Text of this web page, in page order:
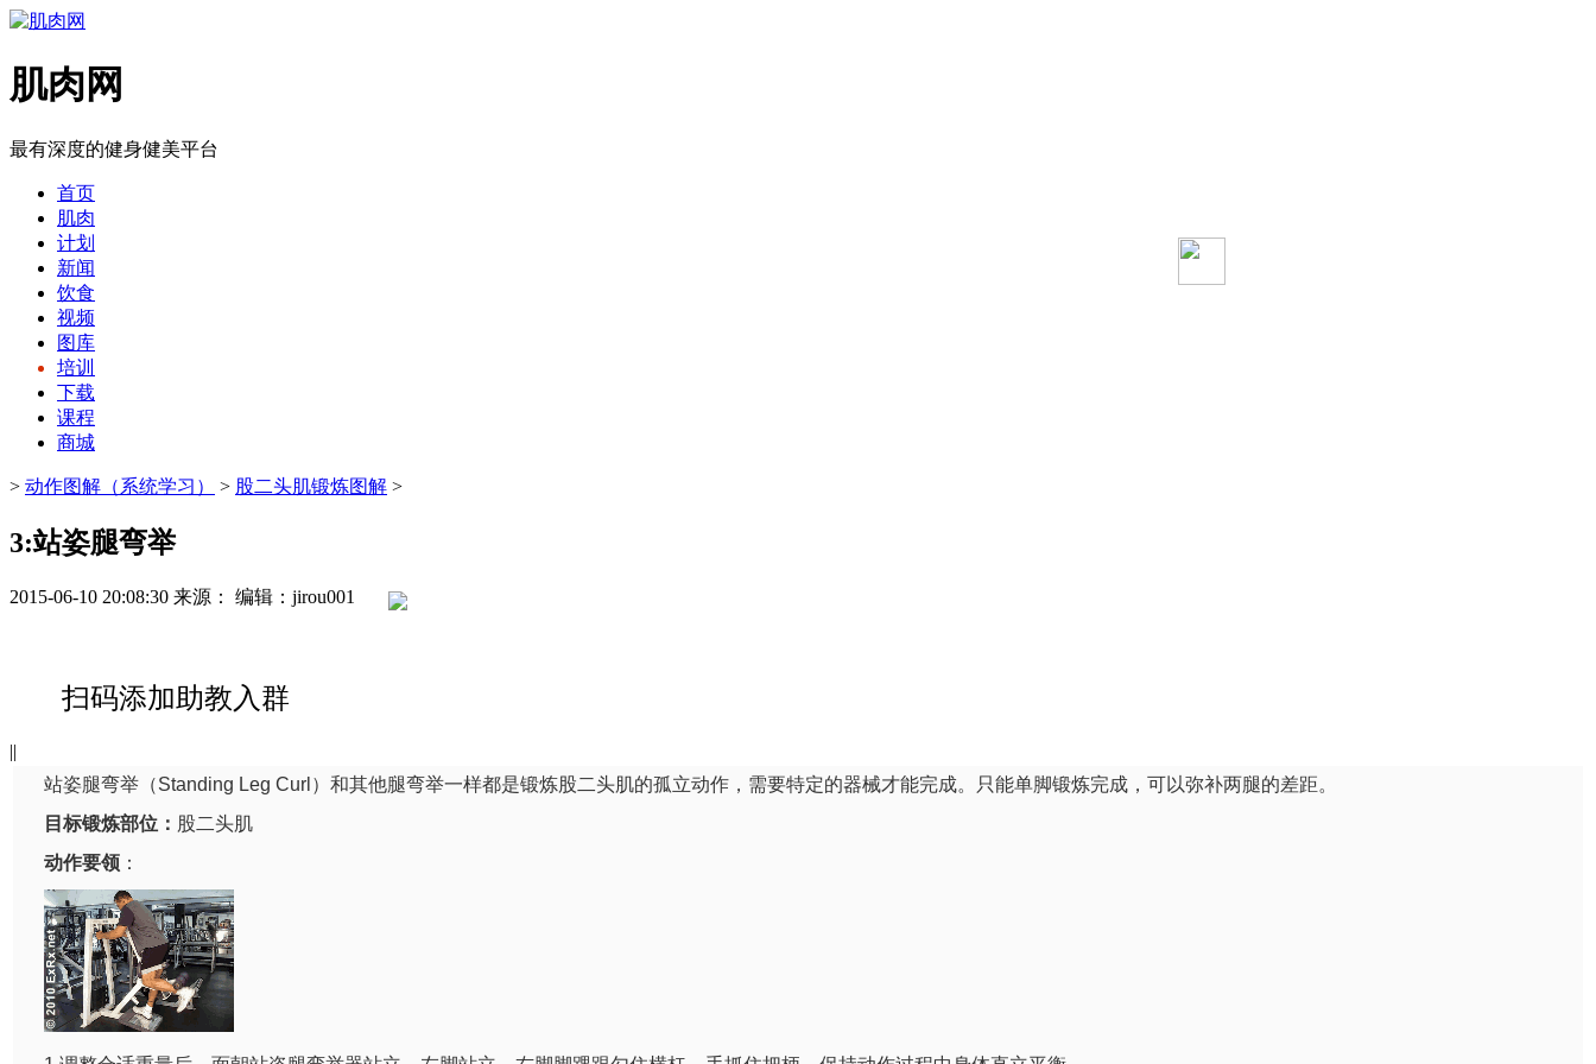
肌肉网
最有深度的健身健美平台
首页
肌肉
计划
新闻
饮食
视频
图库
培训
下载
课程
商城
> 动作图解（系统学习） > 股二头肌锻炼图解 >
3:站姿腿弯举
2015-06-10 20:08:30 来源： 编辑：jirou001
扫码添加助教入群
||
站姿腿弯举（Standing Leg Curl）和其他腿弯举一样都是锻炼股二头肌的孤立动作，需要特定的器械才能完成。只能单脚锻炼完成，可以弥补两腿的差距。
目标锻炼部位： 股二头肌
动作要领 ：